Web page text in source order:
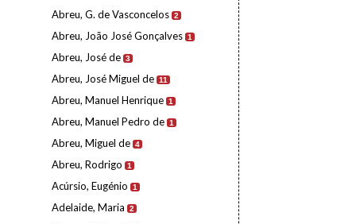
Abreu, G. de Vasconcelos 2
Abreu, João José Gonçalves 1
Abreu, José de 3
Abreu, José Miguel de 11
Abreu, Manuel Henrique 1
Abreu, Manuel Pedro de 1
Abreu, Miguel de 4
Abreu, Rodrigo 1
Acúrsio, Eugénio 1
Adelaide, Maria 2